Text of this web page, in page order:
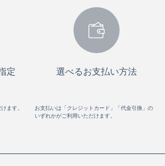
定
ます。
選べるお支払い方法
お支払いは「クレジットカード」「代金引換」の
いずれかがご利用いただけます。